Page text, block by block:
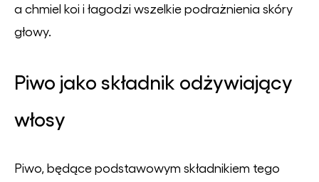
a chmiel koi i łagodzi wszelkie podrażnienia skóry
głowy.
Piwo jako składnik odżywiający
włosy
Piwo, będące podstawowym składnikiem tego